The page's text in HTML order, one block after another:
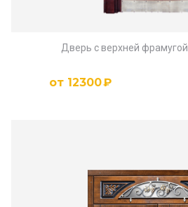
Дверь с верхней фрамугой
от 12300₽